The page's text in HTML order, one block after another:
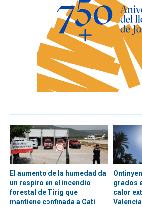
El aumento de la humedad da
un respiro en el incendio
forestal de Tírig que
mantiene confinada a Catí
grados
calor